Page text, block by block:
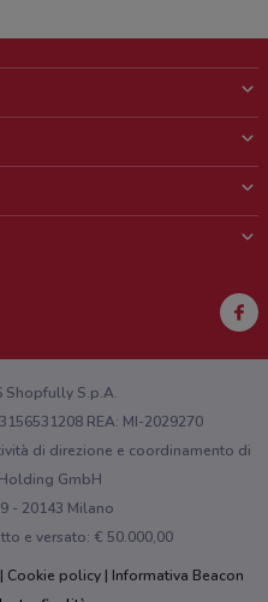
Shopfully S.p.A.
REA: MI-2029270
di direzione e coordinamento di
GmbH
- 20143 Milano
e versato: € 50.000,00
Cookie policy
Informativa Beacon